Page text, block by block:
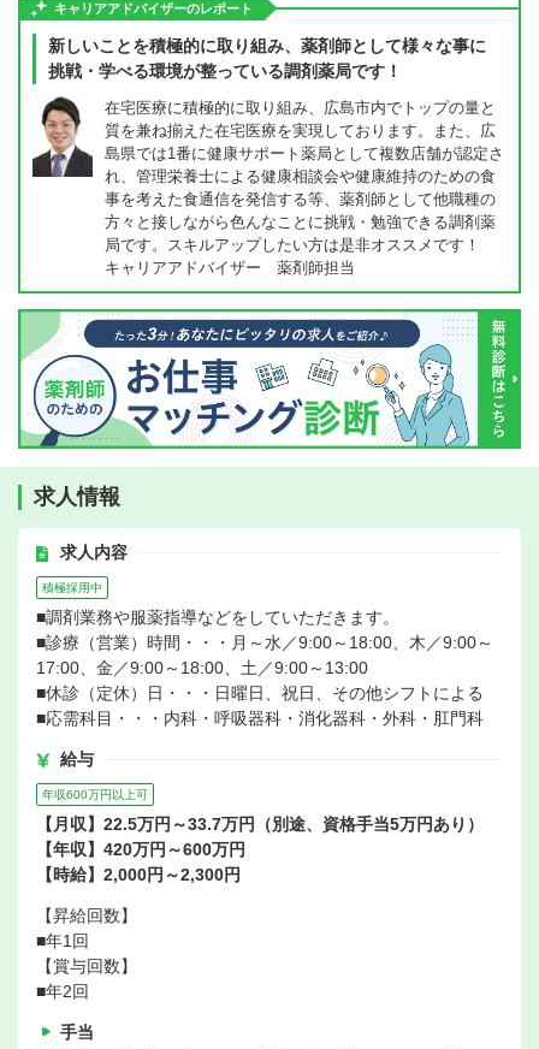
キャリアアドバイザーのレポート
新しいことを積極的に取り組み、薬剤師として様々な事に
挑戦・学べる環境が整っている調剤薬局です！
在宅医療に積極的に取り組み、広島市内でトップの量と
質を兼ね揃えた在宅医療を実現しております。また、広
島県では1番に健康サポート薬局として複数店舗が認定さ
れ、管理栄養士による健康相談会や健康維持のための食
事を考えた食通信を発信する等、薬剤師として他職種の
方々と接しながら色んなことに挑戦・勉強できる調剤薬
局です。スキルアップしたい方は是非オススメです！
キャリアアドバイザー 薬剤師担当
求人情報
求人内容
積極採用中
■調剤業務や服薬指導などをしていただきます。
■診療（営業）時間・・・月～水／9:00～18:00、木／9:00～
17:00、金／9:00～18:00、土／9:00～13:00
■休診（定休）日・・・日曜日、祝日、その他シフトによる
■応需科目・・・内科・呼吸器科・消化器科・外科・肛門科
給与
年収600万円以上可
【月収】22.5万円～33.7万円（別途、資格手当5万円あり）
【年収】420万円～600万円
【時給】2,000円～2,300円
【昇給回数】
■年1回
【賞与回数】
■年2回
手当